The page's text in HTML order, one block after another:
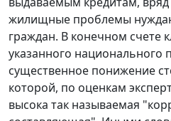
жилищные проблемы
граждан. В конечном счете
указанного национального
существенное понижение
которой, по оценкам
высока так называемая